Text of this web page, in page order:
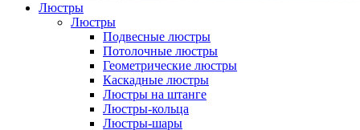
Люстры
Люстры
Подвесные люстры
Потолочные люстры
Геометрические люстры
Каскадные люстры
Люстры на штанге
Люстры-кольца
Люстры-шары